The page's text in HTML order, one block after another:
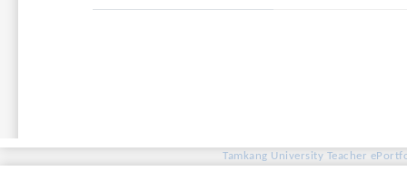
Tamkang University Teacher